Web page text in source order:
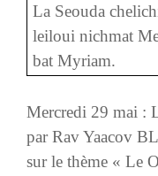
La Seouda
leiloui nichmat
bat Myriam.
Mercredi 29 mai :
par Rav Yaacov
sur le thème « Le